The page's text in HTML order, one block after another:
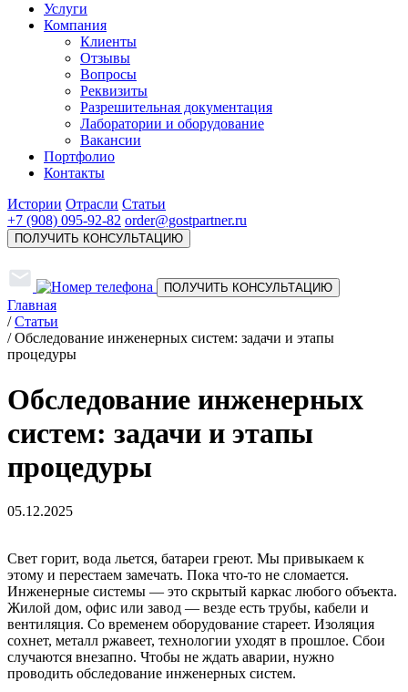
Услуги
Компания
Клиенты
Отзывы
Вопросы
Реквизиты
Разрешительная документация
Лаборатории и оборудование
Вакансии
Портфолио
Контакты
Истории Отрасли Статьи
+7 (908) 095-92-82 order@gostpartner.ru
ПОЛУЧИТЬ КОНСУЛЬТАЦИЮ
ПОЛУЧИТЬ КОНСУЛЬТАЦИЮ
Главная
/ Статьи
/ Обследование инженерных систем: задачи и этапы
процедуры
Обследование инженерных
систем: задачи и этапы
процедуры
05.12.2025
Свет горит, вода льется, батареи греют. Мы привыкаем к
этому и перестаем замечать. Пока что-то не сломается.
Инженерные системы — это скрытый каркас любого объекта.
Жилой дом, офис или завод — везде есть трубы, кабели и
вентиляция. Со временем оборудование стареет. Изоляция
сохнет, металл ржавеет, технологии уходят в прошлое. Сбои
случаются внезапно. Чтобы не ждать аварии, нужно
проводить обследование инженерных систем.